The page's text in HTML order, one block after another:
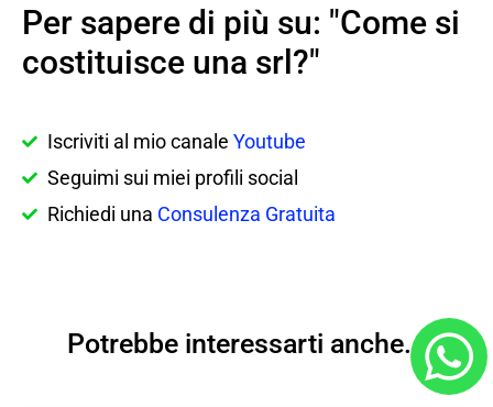
Per sapere di più su: "Come si
costituisce una srl?"
Iscriviti al mio canale Youtube
Seguimi sui miei profili social
Richiedi una Consulenza Gratuita
Potrebbe interessarti anche...